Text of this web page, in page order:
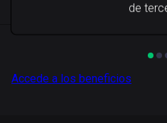
de
Accede a los beneficios